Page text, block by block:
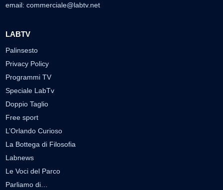
email: commerciale@labtv.net
LABTV
Palinsesto
Privacy Policy
Programmi TV
Speciale LabTv
Doppio Taglio
Free sport
L’Orlando Curioso
La Bottega di Filosofia
Labnews
Le Voci del Parco
Parliamo di…